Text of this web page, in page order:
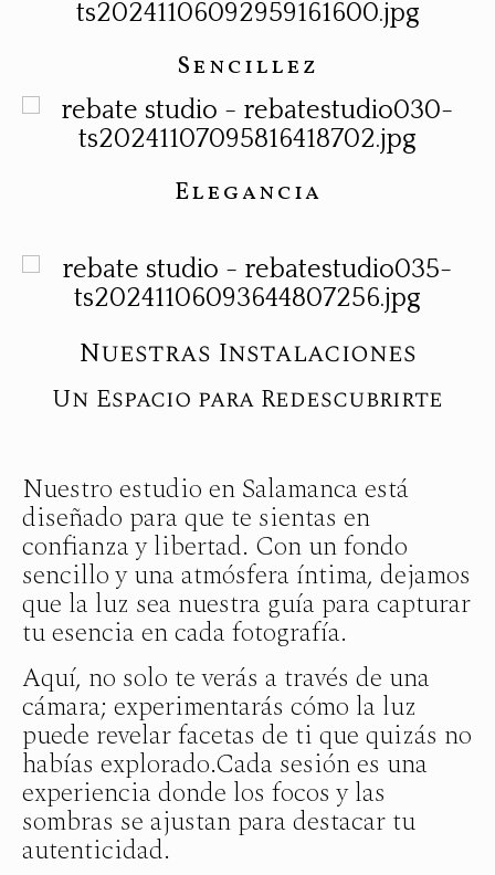
Sencillez
Elegancia
Nuestras Instalaciones
Un Espacio para Redescubrirte
Nuestro estudio en Salamanca está
diseñado para que te sientas en
confianza y libertad. Con un fondo
sencillo y una atmósfera íntima, dejamos
que la luz sea nuestra guía para capturar
tu esencia en cada fotografía.
Aquí, no solo te verás a través de una
cámara; experimentarás cómo la luz
puede revelar facetas de ti que quizás no
habías explorado.Cada sesión es una
experiencia donde los focos y las
sombras se ajustan para destacar tu
autenticidad.